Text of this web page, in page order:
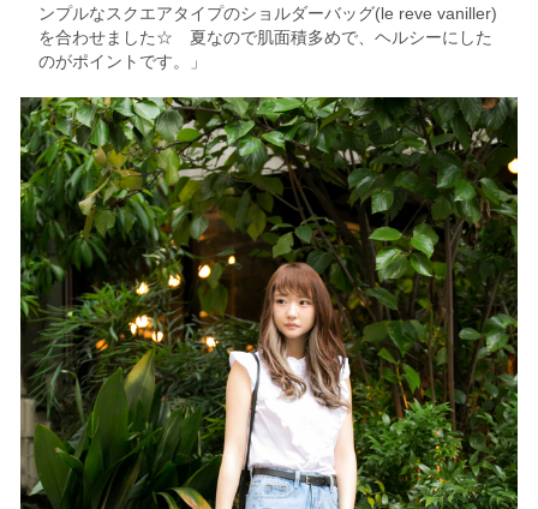
ンプルなスクエアタイプのショルダーバッグ(le reve vaniller)
を合わせました☆ 夏なので肌面積多めで、ヘルシーにした
のがポイントです。」